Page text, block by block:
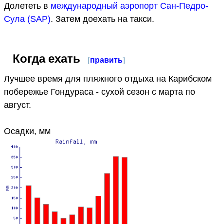
Долететь в международный аэропорт Сан-Педро-
Сула (SAP). Затем доехать на такси.
Когда ехать [править]
Лучшее время для пляжного отдыха на Карибском
побережье Гондураса - сухой сезон с марта по
август.
Осадки, мм